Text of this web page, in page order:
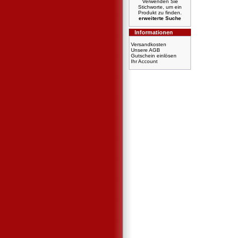
Verwenden Sie
Stichworte, um ein
Produkt zu finden.
erweiterte Suche
Informationen
Versandkosten
Unsere AGB
Gutschein einlösen
Ihr Account